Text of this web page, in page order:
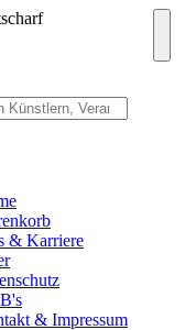
& Karriere
& Impressum